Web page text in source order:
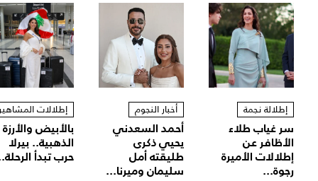
إطلالة نجمة
سر غياب طلاء
الأظافر عن
إطلالات الأميرة
رجوة...
أخبار النجوم
أحمد السعدني
يحيي ذكرى
طليقته أمل
سليمان وميرنا...
إطلالات
بالأبيض والأرزة
الذهبية.. بيرلا
حرب تبدأ